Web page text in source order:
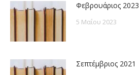
Φεβρουάριος 2023
5 Μαΐου 2023
Σεπτέμβριος 2021